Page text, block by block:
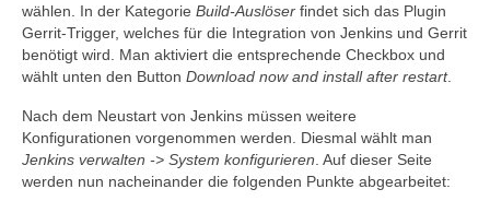
wählen. In der Kategorie Build-Auslöser findet sich das Plugin
Gerrit-Trigger, welches für die Integration von Jenkins und Gerrit
benötigt wird. Man aktiviert die entsprechende Checkbox und
wählt unten den Button Download now and install after restart.
Nach dem Neustart von Jenkins müssen weitere
Konfigurationen vorgenommen werden. Diesmal wählt man
Jenkins verwalten -> System konfigurieren . Auf dieser Seite
werden nun nacheinander die folgenden Punkte abgearbeitet: